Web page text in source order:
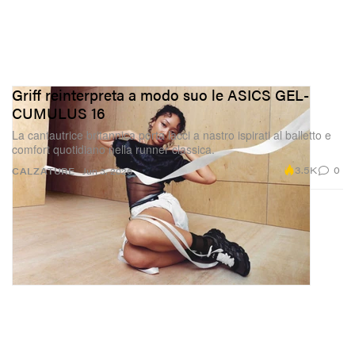
CALZATURE
Griff reinterpreta a modo suo le ASICS GEL-
CUMULUS 16
La cantautrice britannica porta lacci a nastro ispirati al balletto e
comfort quotidiano nella runner classica.
Jun 3, 2026 3.5K 0